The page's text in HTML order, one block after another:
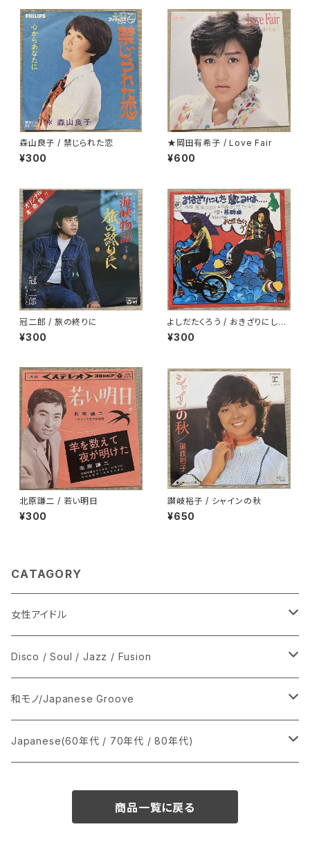
森山良子 / 禁じられた恋
¥300
★岡田有希子 / Love Fair
¥600
冠二郎 / 旅の終りに
¥300
よしだたくろう / おきざりにした
悲しみは
¥300
北原謙二 / 若い明日
¥300
讃岐裕子 / シャインの秋
¥650
CATAGORY
女性アイドル
シングル盤
あ行
か行
LP
CD
Disco / Soul / Jazz / Fusion
シングル盤
A
12インチ・シングル
和モノ/Japanese Groove
シングル盤
Japanese(60年代 / 70年代 / 80年代)
商品一覧に戻る